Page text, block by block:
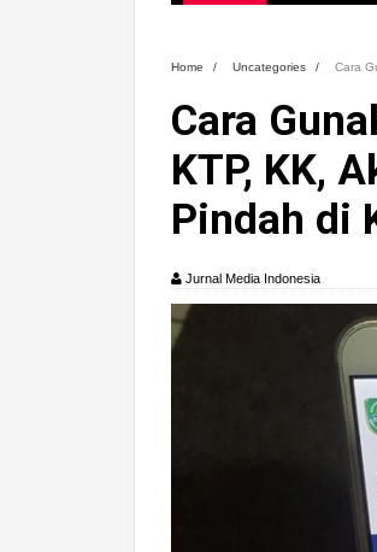
Home / Uncategories / Cara
Cara
KTP, KK,
Pindah di
Jurnal Media Indonesia